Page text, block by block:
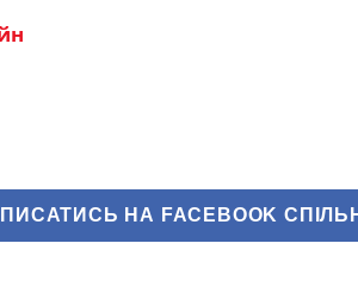
НА FACEBOOK